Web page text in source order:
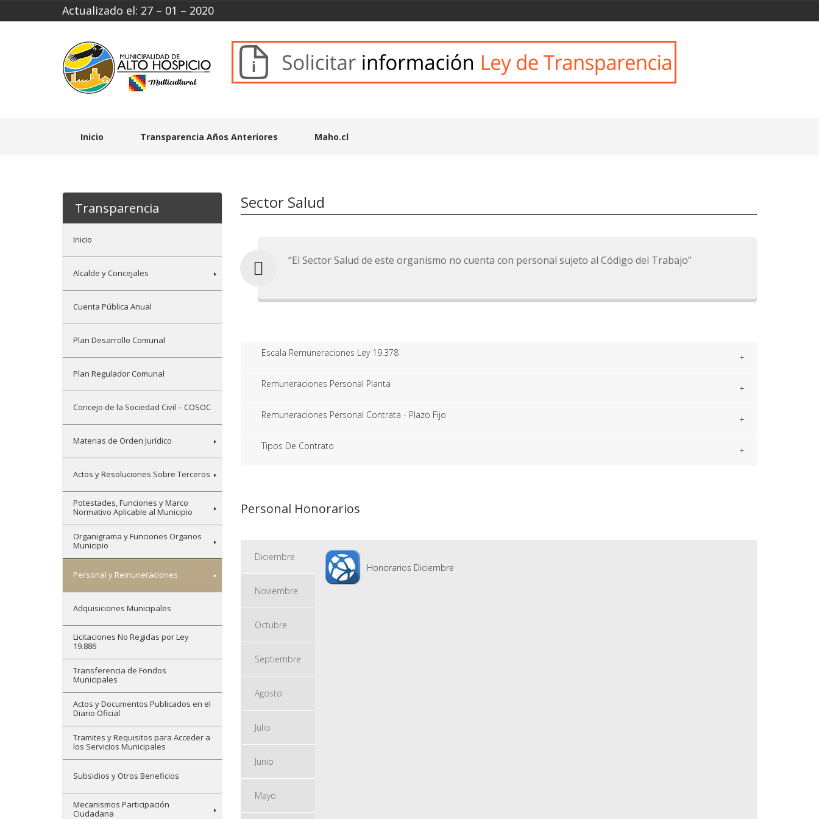
Actualizado el: 27 – 01 – 2020
Inicio Transparencia Años Anteriores Maho.cl
Transparencia
Inicio
Alcalde y Concejales
Cuenta Pública Anual
Plan Desarrollo Comunal
Plan Regulador Comunal
Concejo de la Sociedad Civil – COSOC
Materias de Orden Jurídico
Actos y Resoluciones Sobre Terceros
Potestades, Funciones y Marco
Normativo Aplicable al Municipio
Organigrama y Funciones Organos
Municipio
Personal y Remuneraciones
Adquisiciones Municipales
Licitaciones No Regidas por Ley
19.886
Transferencia de Fondos
Municipales
Actos y Documentos Publicados en el
Diario Oficial
Tramites y Requisitos para Acceder a
los Servicios Municipales
Subsidios y Otros Beneficios
Mecanismos Participación
Ciudadana
Sector Salud
“El Sector Salud de este organismo no cuenta con personal sujeto al Código del Trabajo”
Escala Remuneraciones Ley 19.378
Remuneraciones Personal Planta
Remuneraciones Personal Contrata - Plazo Fijo
Tipos De Contrato
Personal Honorarios
Diciembre
Noviembre
Octubre
Septiembre
Agosto
Julio
Junio
Mayo
Honorarios Diciembre